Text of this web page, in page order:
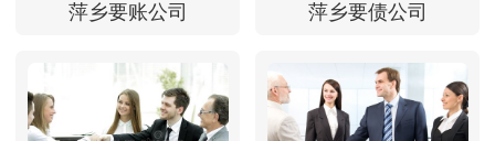
萍乡要账公司 萍乡要债公司